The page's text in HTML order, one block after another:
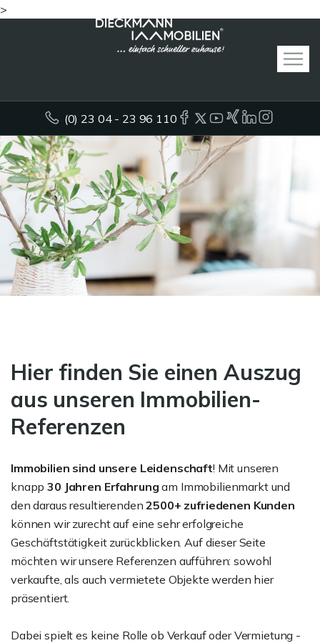
>
(0) 23 04 - 23 96 110
Hier finden Sie einen Auszug
aus unseren Immobilien-
Referenzen
Immobilien sind unsere Leidenschaft! Mit unseren
knapp30 Jahren Erfahrung am Immobilienmarkt und
den daraus resultierenden2500+ zufriedenen Kunden
können wir zurecht auf eine sehr erfolgreiche
Geschäftstätigkeit zurückblicken. Auf dieser Seite
möchten wir unsere Referenzen aufführen: sowohl
verkaufte, als auch vermietete Objekte werden hier
präsentiert.
Dabei spielt es keine Rolle ob Verkauf oder Vermietung -